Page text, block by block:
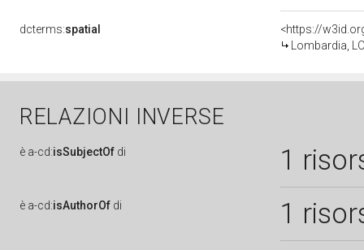
dcterms:spatial
<https://
Lombardia,
RELAZIONI INVERSE
è a-cd:isSubjectOf di 1
è a-cd:isAuthorOf di 1